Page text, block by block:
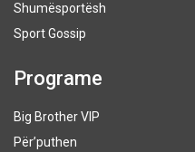
Shumësportësh
Sport Gossip
Programe
Big Brother VIP
Për’puthen